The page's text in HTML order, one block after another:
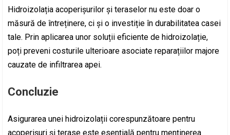
Hidroizolația acoperișurilor și teraselor nu este doar o
măsură de întreținere, ci și o investiție în durabilitatea casei
tale. Prin aplicarea unor soluții eficiente de hidroizolație,
poți preveni costurile ulterioare asociate reparațiilor majore
cauzate de infiltrarea apei.
Concluzie
Asigurarea unei hidroizolații corespunzătoare pentru
acoperișuri și terase este esențială pentru menținerea